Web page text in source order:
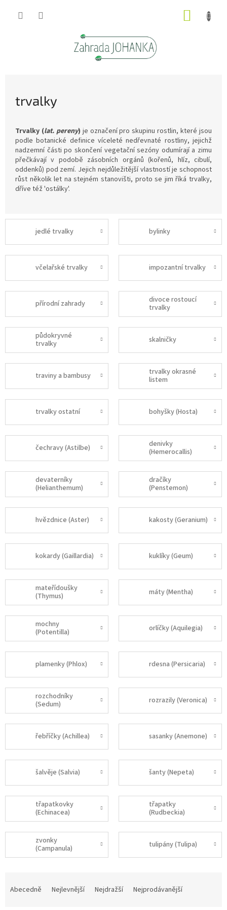
trvalky
Trvalky (lat. pereny) je označení pro skupinu rostlin, které jsou
podle botanické definice víceleté nedřevnaté rostliny, jejichž
nadzemní části po skončení vegetační sezóny odumírají a zimu
přečkávají v podobě zásobních orgánů (kořenů, hlíz, cibulí,
oddenků) pod zemí. Jejich nejdůležitější vlastností je schopnost
růst několik let na stejném stanovišti, proto se jim říká trvalky,
dříve též 'ostálky'.
jedlé trvalky bylinky
včelařské trvalky impozantní trvalky
přírodní zahrady
divoce rostoucí
trvalky
půdokryvné
trvalky
skalničky
traviny a bambusy
trvalky okrasné
listem
trvalky ostatní bohyšky (Hosta)
čechravy (Astilbe)
denivky
(Hemerocallis)
devaterníky
(Helianthemum)
dračíky
(Penstemon)
hvězdnice (Aster) kakosty (Geranium)
kokardy (Gaillardia) kuklíky (Geum)
mateřídoušky
(Thymus)
máty (Mentha)
mochny
(Potentilla)
orlíčky (Aquilegia)
plamenky (Phlox) rdesna (Persicaria)
rozchodníky
(Sedum)
rozrazily (Veronica)
řebříčky (Achillea) sasanky (Anemone)
šalvěje (Salvia) šanty (Nepeta)
třapatkovky
(Echinacea)
třapatky
(Rudbeckia)
zvonky
(Campanula)
tulipány (Tulipa)
Abecedně Nejlevnější Nejdražší Nejprodávanější